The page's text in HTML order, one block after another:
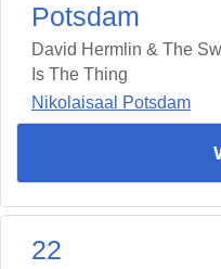
Potsdam
David Hermlin & The
Is The Thing
Nikolaisaal Potsdam
22